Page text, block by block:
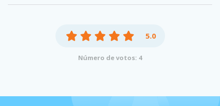
5.0
Número de votos: 4